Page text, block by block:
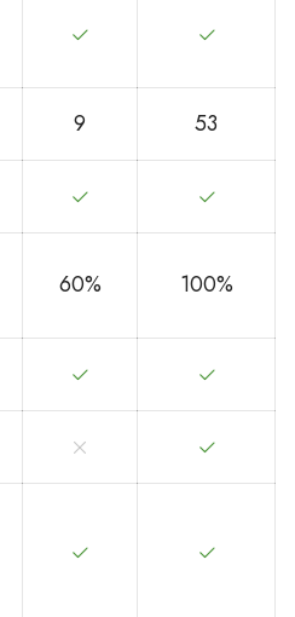
9 53
60% 100%